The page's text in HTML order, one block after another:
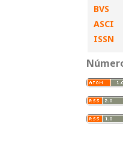
BVS
ASCI
ISSN